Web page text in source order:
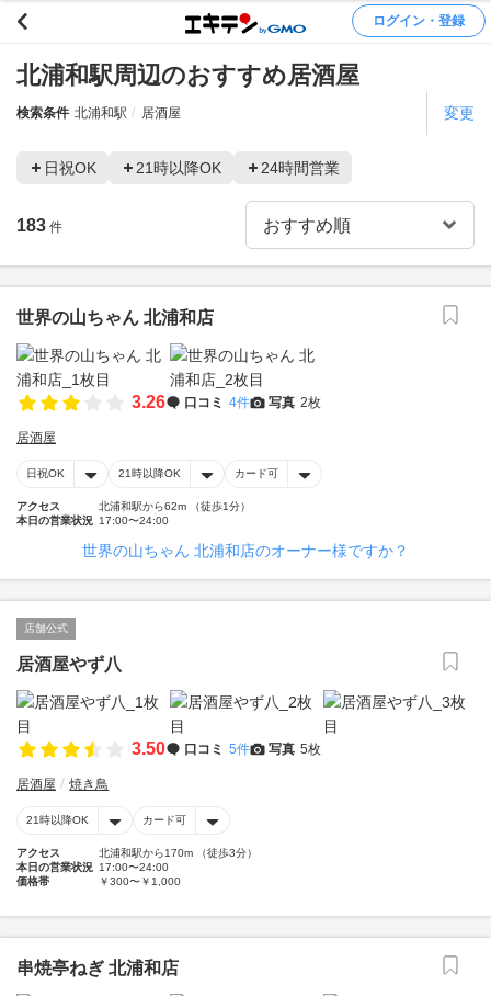
ログイン・登録
北浦和駅周辺のおすすめ居酒屋
検索条件 北浦和駅 居酒屋 変更
日祝OK 21時以降OK 24時間営業
183 件
世界の山ちゃん 北浦和店
3.26 口コミ 4件 写真 2枚
居酒屋
日祝OK 21時以降OK カード可
アクセス
北浦和駅から62m （徒歩1分）
本日の営業状況 17:00〜24:00
世界の山ちゃん 北浦和店のオーナー様ですか？
店舗公式
居酒屋やず八
3.50 口コミ 5件 写真 5枚
居酒屋 焼き鳥
21時以降OK カード可
アクセス
北浦和駅から170m （徒歩3分）
本日の営業状況 17:00〜24:00
価格帯
￥300〜￥1,000
串焼亭ねぎ 北浦和店